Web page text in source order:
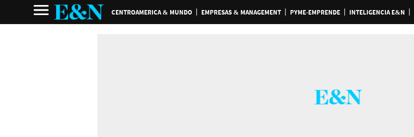
CENTROAMERICA & MUNDO EMPRESAS & MANAGEMENT PYME-EMPRENDE INTELIGENCIA E&N